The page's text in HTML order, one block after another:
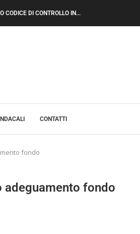
CODICE DI CONTROLLO IN...
CONTATTI
fondo
adeguamento fondo